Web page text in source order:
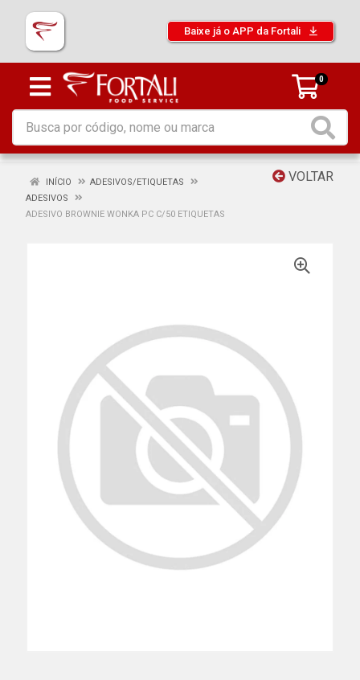
Baixe já o APP da Fortali
0
VOLTAR
INÍCIO
ADESIVOS/ETIQUETAS
ADESIVOS
ADESIVO BROWNIE WONKA PC C/50 ETIQUETAS